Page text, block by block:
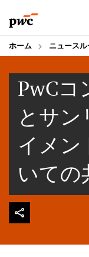
to
content
to
footer
ホーム ニュースル
PwC
とサ
イメン
いての